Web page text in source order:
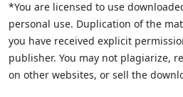
*You are licensed to use
personal use. Duplication of the
you have received explicit
publisher. You may not plagiarize,
on other websites, or sell the